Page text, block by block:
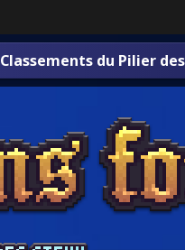
Classements du Pilier